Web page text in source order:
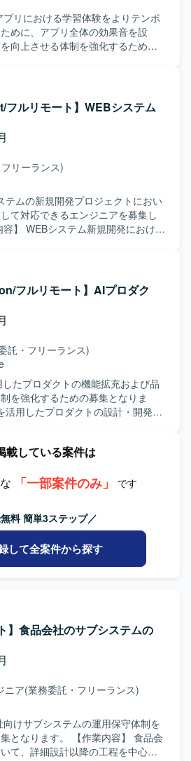
。顧客社員との議論をリードしな
きに牽引できるコミュニケーショ
境です。 【ポジションの
ード実装まで幅広い工程に関わる
め、上流から実装まで一貫してス
て成長機会の大きいポジションで
ストコードにはJUnitやMockitoなど
を利用する想定です。DDDやクリ
ジャイル開発、Dockerなどの技術
イルとなります。
プリにおける学習体験をよりテンポ
めに、アプリ全体の効果音を設
向上させる体制を強化するための
解・不正解のフィードバック音、
ップや報酬獲得などの軽いファン
フィケーション要素を含む演出サ
きます。既存の仕様や素材一覧を
洗い出し、「鳴らし方（頻度・長
ン）」を提案しながら設計してい
作系、報酬・進捗系の各画面・状
整え、必要に応じてストーリーや
要否も含めて検討していただきま
整理されたSE音源一式の制作・納
沿ったファイル整理、用途や秒数
音はこの方向性が良い」「ここに
すい」といった提案ができる方を
ザイナー、エンジニアとすり合わせ
ミュニケーションを取り、短期間
意識して主体的に動ける方が望ま
担い、アプリ全体の体験品質に大
ジションです。UIアニメーション
しながら、世界観とサウンドを一
ウンドデザインのスキルを高いレ
ります。 【開発環境】 コ
トやラウドネス基準などはプロダ
フルリモート】WEBシステム
リーランス)
テムの新規開発プロジェクトにおい
て対応できるエンジニアを募集し
だきます。 【求める人物
進し、関係者と円滑にコミュニケー
ムをリードできる方を求めており
件定義からリリースまで一貫して
ルの幅を広げていただけます。
SpringBootを用いたWEBシステム
フルリモート】AIプロダク
託・フリーランス)
したプロダクトの機能拡充および品
を強化するための募集となりま
設計、開発、テスト、リリースま
やバッチ処理、プロンプトの調整お
クト開発に強い関心を持ち、自ら
発を進めていただける方を求めて
技術のキャッチアップに前向き
善に対応できる方が望ましいで
しながら、設計からリリースまで
プロダクト開発の経験を広く積む
などを利用した開発環境となり
載している案件は
「一部案件のみ」 です
料 簡単3ステップ／
して全案件から探す
】食品会社のサブシステムの
ニア(業務委託・フリーランス)
向けサブシステムの運用保守体制を
【作業内容】 食品会
て、詳細設計以降の工程を中心と